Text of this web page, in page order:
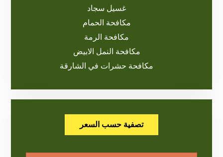
غسيل سجاد
مكافحة الحمام
مكافحة الرمة
مكافحة النمل الابيض
مكافحة حشرات في الشارقة
تصفية حسب السعر